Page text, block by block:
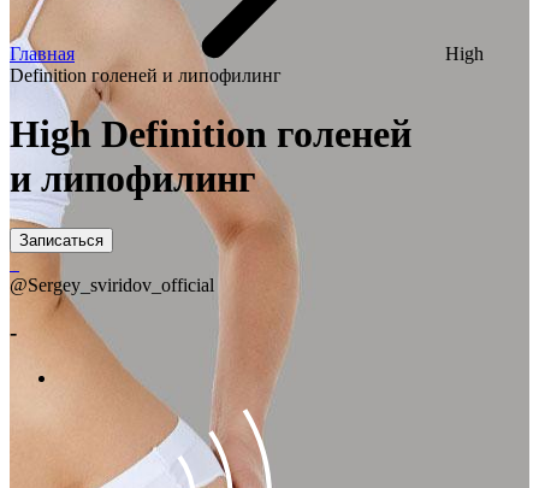
Главная
High
Definition голеней и липофилинг
High Definition голеней
и липофилинг
Записаться
@Sergey_sviridov_official
-